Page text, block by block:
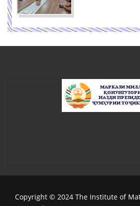
Copyright © 2024 The Institute of